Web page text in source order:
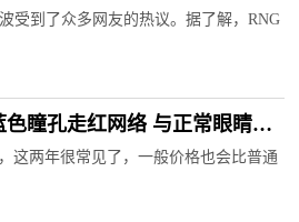
受到了众多网友的热议。据了解，RNG
瞳孔走红网络 与正常眼睛的
这两年很常见了，一般价格也会比普通